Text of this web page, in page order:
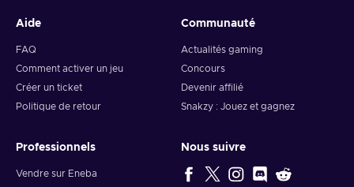
Aide
FAQ
Comment activer un jeu
Créer un ticket
Politique de retour
Communauté
Actualités gaming
Concours
Devenir affilié
Snakzy : Jouez et gagnez
Professionnels
Vendre sur Eneba
Nous suivre